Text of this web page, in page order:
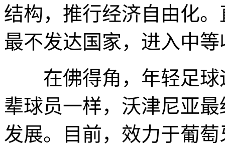
结构，推行经济自由化
最不发达国家，进入中
在佛得角，年轻足球
辈球员一样，沃津尼亚
发展。目前，效力于葡